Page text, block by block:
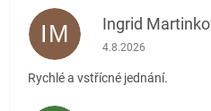
IM Ingrid
Hodnocení
4.8.2026
Rychlé a vstřícné jednání.